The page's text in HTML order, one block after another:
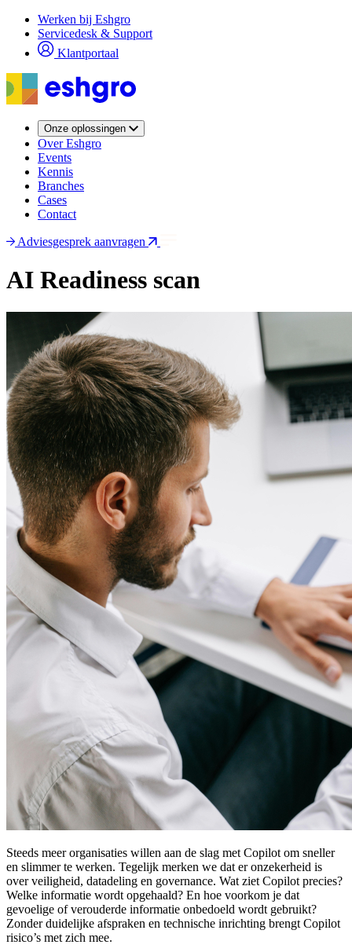
Overslaan
inhoud
gaan
Werken bij Eshgro
Servicedesk & Support
Klantportaal
Onze oplossingen
Over Eshgro
Events
Kennis
Branches
Cases
Contact
Adviesgesprek aanvragen
AI Readiness scan
Steeds meer organisaties willen aan de slag met Copilot om sneller
en slimmer te werken. Tegelijk merken we dat er onzekerheid is
over veiligheid, datadeling en governance. Wat ziet Copilot precies?
Welke informatie wordt opgehaald? En hoe voorkom je dat
gevoelige of verouderde informatie onbedoeld wordt gebruikt?
Zonder duidelijke afspraken en technische inrichting brengt Copilot
risico’s met zich mee.